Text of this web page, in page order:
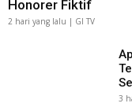
Honorer Fiktif
2 hari yang lalu | GI TV
3